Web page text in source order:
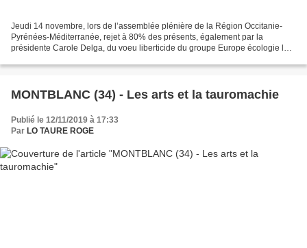
Jeudi 14 novembre, lors de l’assemblée plénière de la Région Occitanie-
Pyrénées-Méditerranée, rejet à 80% des présents, également par la
présidente Carole Delga, du voeu liberticide du groupe Europe écologie les
MONTBLANC (34) - Les arts et la tauromachie
Publié le 12/11/2019 à 17:33
Par LO TAURE ROGE